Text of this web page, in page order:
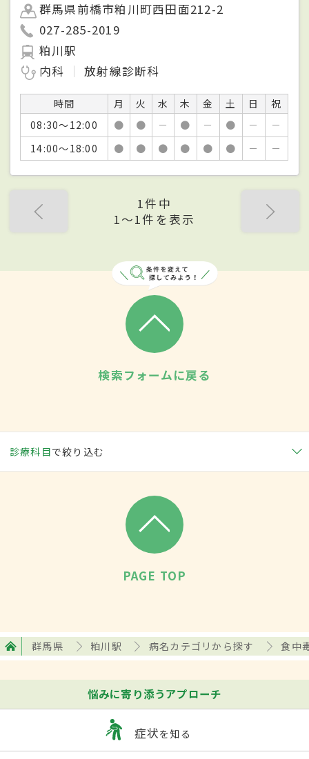
群馬県前橋市粕川町西田面212-2
027-285-2019
粕川駅
内科
放射線診断科
時間 月 火 水 木 金 土 日
祝
08:30～12:00
● ● － ● － ● －
－
14:00～18:00
● ● ● ● ● ● － －
1件中
1〜1件を表示
検索フォームに戻る
診療科目で絞り込む
PAGE TOP
群馬県 粕川駅 病名カテゴリから探す 食中
悩みに寄り添うアプローチ
症状を知る